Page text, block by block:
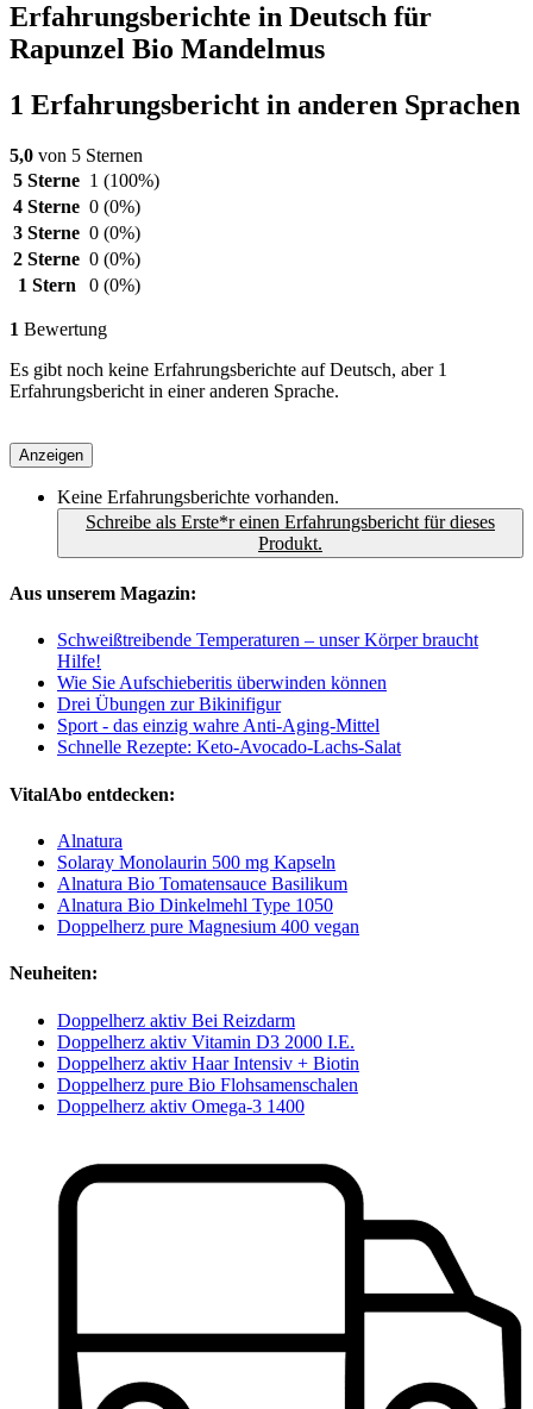
Erfahrungsberichte in Deutsch für
Rapunzel Bio Mandelmus
1 Erfahrungsbericht in anderen Sprachen
5,0 von 5 Sternen
5 Sterne 1 (100%)
4 Sterne 0 (0%)
3 Sterne 0 (0%)
2 Sterne 0 (0%)
1 Stern
0 (0%)
1 Bewertung
Es gibt noch keine Erfahrungsberichte auf Deutsch, aber 1
Erfahrungsbericht in einer anderen Sprache.
Anzeigen
Keine Erfahrungsberichte vorhanden.
Schreibe als Erste*r einen Erfahrungsbericht für dieses
Produkt.
Aus unserem Magazin:
Schweißtreibende Temperaturen – unser Körper braucht
Hilfe!
Wie Sie Aufschieberitis überwinden können
Drei Übungen zur Bikinifigur
Sport - das einzig wahre Anti-Aging-Mittel
Schnelle Rezepte: Keto-Avocado-Lachs-Salat
VitalAbo entdecken:
Alnatura
Solaray Monolaurin 500 mg Kapseln
Alnatura Bio Tomatensauce Basilikum
Alnatura Bio Dinkelmehl Type 1050
Doppelherz pure Magnesium 400 vegan
Neuheiten:
Doppelherz aktiv Bei Reizdarm
Doppelherz aktiv Vitamin D3 2000 I.E.
Doppelherz aktiv Haar Intensiv + Biotin
Doppelherz pure Bio Flohsamenschalen
Doppelherz aktiv Omega-3 1400